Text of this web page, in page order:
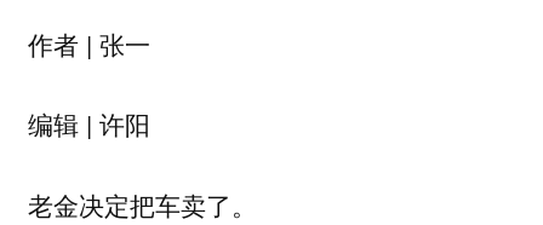
作者 | 张一
编辑 | 许阳
老金决定把车卖了。